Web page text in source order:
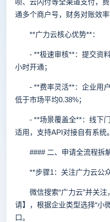
呗、云闪付等全渠道支付，
通多个商户号，财务对账效率
**广力云核心优势**：
- **极速审核**：提交资料
小时开通；
- **费率灵活**：企业用户
低于市场平均0.38%；
- **场景覆盖全**：线下门
适用，支持API对接自有系统。
#### 二、申请全流程拆
**步骤1：关注广力云公
微信搜索“广力云”并关注
请】，根据企业类型选择“小
口。